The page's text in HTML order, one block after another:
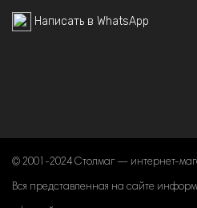
Написать в WhatsApp
© 2001-2024 Столмаг — интернет-
Вся представленная на сайте